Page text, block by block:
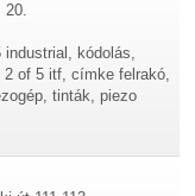
20.
industrial, kódolás,
2 of 5 itf, címke felrakó,
tinták, piezo